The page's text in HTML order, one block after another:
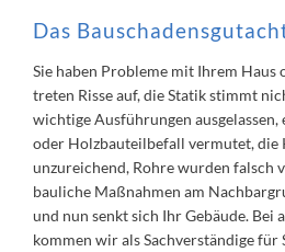
Das
Sie haben Probleme mit Ihrem Haus
treten Risse auf, die Statik stimmt
wichtige Ausführungen ausgelassen,
oder Holzbauteilbefall vermutet, die
unzureichend, Rohre wurden falsch
bauliche Maßnahmen am
und nun senkt sich Ihr Gebäude. Bei
kommen wir als Sachverständige für